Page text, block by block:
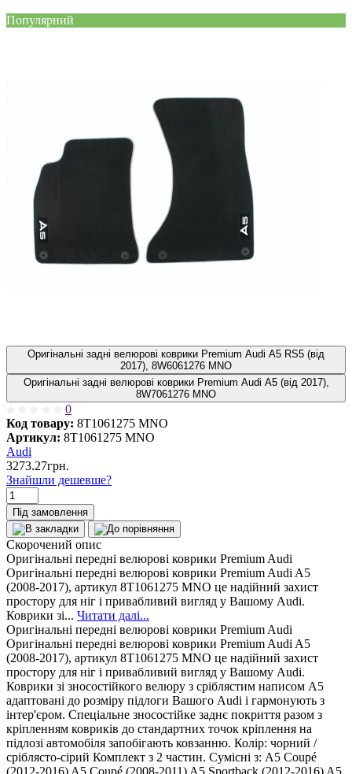
Популярний
Оригінальні задні велюрові коврики Premium Audi A5 RS5 (від
2017), 8W6061276 MNO
Оригінальні задні велюрові коврики Premium Audi A5 (від 2017),
8W7061276 MNO
0
Код товару: 8T1061275 MNO
Артикул: 8T1061275 MNO
Audi
3273.27грн.
Знайшли дешевше?
Під замовлення
Скорочений опис
Оригінальні передні велюрові коврики Premium Audi
Оригінальні передні велюрові коврики Premium Audi A5
(2008-2017), артикул 8T1061275 MNO це надійний захист
простору для ніг і привабливий вигляд у Вашому Audi.
Коврики зі... Читати далі...
Оригінальні передні велюрові коврики Premium Audi
Оригінальні передні велюрові коврики Premium Audi A5
(2008-2017), артикул 8T1061275 MNO це надійний захист
простору для ніг і привабливий вигляд у Вашому Audi.
Коврики зі зносостійкого велюру з сріблястим написом A5
адаптовані до розміру підлоги Вашого Audi і гармонують з
інтер'єром. Спеціальне зносостійке заднє покриття разом з
кріпленням ковриків до стандартних точок кріплення на
підлозі автомобіля запобігають ковзанню. Колір: чорний /
сріблясто-сірий Комплект з 2 частин. Сумісні з: A5 Coupé
(2012-2016) A5 Coupé (2008-2011) A5 Sportback (2012-2016) A5